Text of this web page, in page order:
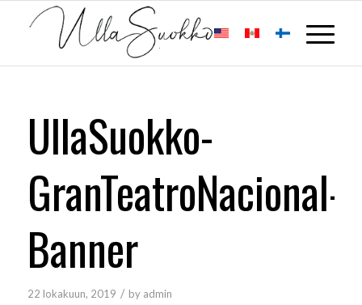
UllaSuokko-
GranTeatroNacional-
Banner
22 lokakuun, 2019 / by admin